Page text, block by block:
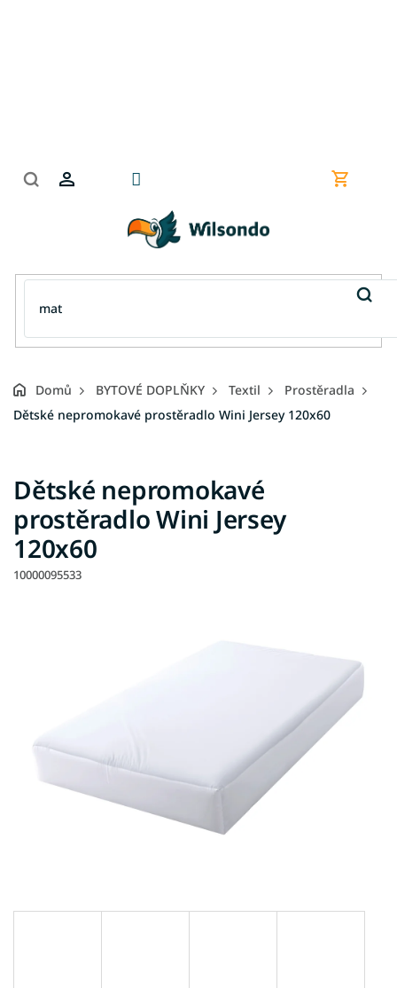
Nákupní
Domů BYTOVÉ DOPLŇKY Textil
Prostěradla
Dětské nepromokavé prostěradlo Wini Jersey 120x60
Dětské nepromokavé
prostěradlo Wini Jersey
120x60
10000095533